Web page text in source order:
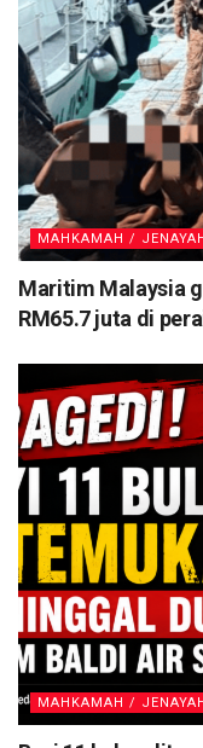
MAHKAMAH / JENAYAH
Maritim Malaysia
RM65.7 juta di
MAHKAMAH / JENAYAH